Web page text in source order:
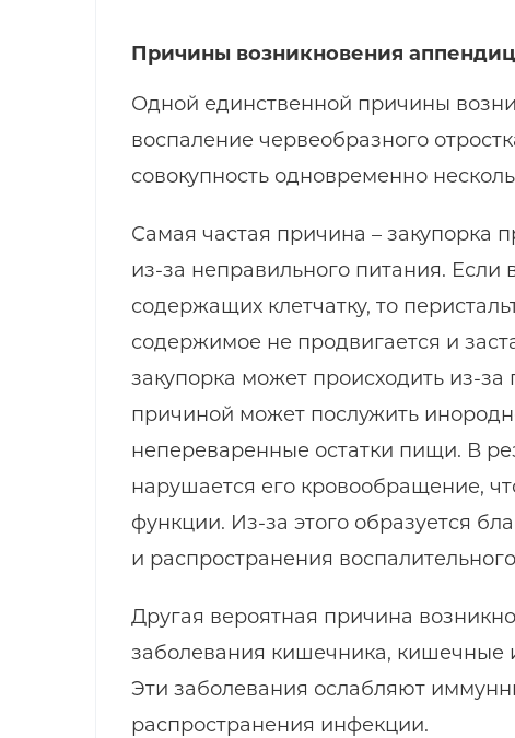
Причины возникновения
Одной единственной причины
воспаление червеобразного
совокупность одновременно
Самая частая причина – закупорка
из-за неправильного питания. Если
содержащих клетчатку, то
содержимое не продвигается и
закупорка может происходить из-
причиной может послужить
непереваренные остатки пищи. В
нарушается его кровообращение,
функции. Из-за этого образуется
и распространения
Другая вероятная причина
заболевания кишечника,
Эти заболевания ослабляют
распространения инфекции.